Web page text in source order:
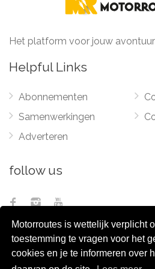
Motorroutes is wettelijk verplicht
toestemming te vragen voor het
cookies en je te informeren over
Het platform voor jouw avontuur
Helpful Links
Abonnementen
Samenwerkingen
Adverteren
follow us